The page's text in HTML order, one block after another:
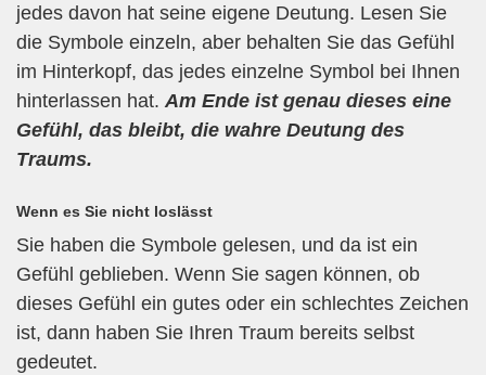
jedes davon hat seine eigene Deutung. Lesen Sie
die Symbole einzeln, aber behalten Sie das Gefühl
im Hinterkopf, das jedes einzelne Symbol bei Ihnen
hinterlassen hat. Am Ende ist genau dieses eine
Gefühl, das bleibt, die wahre Deutung des
Traums.
Wenn es Sie nicht loslässt
Sie haben die Symbole gelesen, und da ist ein
Gefühl geblieben. Wenn Sie sagen können, ob
dieses Gefühl ein gutes oder ein schlechtes Zeichen
ist, dann haben Sie Ihren Traum bereits selbst
gedeutet.